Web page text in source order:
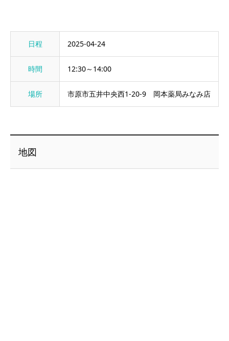
日程 2025-04-24
時間 12:30～14:00
場所 市原市五井中央西1-20-9 岡本薬局みなみ店
地図